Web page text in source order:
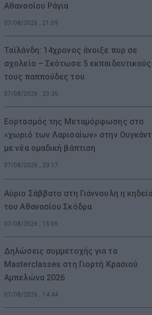
Αθανασίου Ράγια
07/08/2026 , 21:09
Ταϊλάνδη: 14χρονος άνοιξε πυρ σε
σχολείο – Σκότωσε 5 εκπαιδευτικούς
τους παππούδες του
07/08/2026 , 20:35
Εορτασμός της Μεταμόρφωσης στο
«χωριό των Λαρισαίων» στην
με νέα ομαδική βάπτιση
07/08/2026 , 20:17
Αύριο Σάββατο στη Γιάννουλη η
του Αθανασίου Σκόδρα
07/08/2026 , 15:06
Δηλώσεις συμμετοχής για τα
Masterclasses στη Γιορτή Κρασιού
Αμπελώνα 2026
07/08/2026 , 14:44